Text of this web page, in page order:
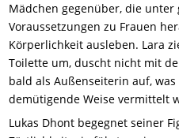
Mädchen gegenüber, die unter
Voraussetzungen zu Frauen
Körperlichkeit ausleben. Lara
Toilette um, duscht nicht mit
bald als Außenseiterin auf,
demütigende Weise vermittelt
Lukas Dhont begegnet seiner